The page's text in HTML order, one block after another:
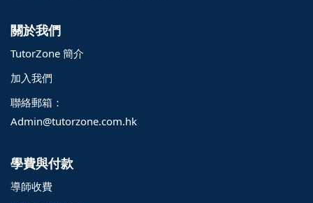
關於我們
TutorZone 簡介
加入我們
聯絡郵箱：
Admin@tutorzone.com.hk
學費與付款
導師收費